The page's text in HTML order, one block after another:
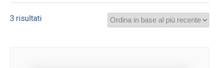
3 risultatiOrdina